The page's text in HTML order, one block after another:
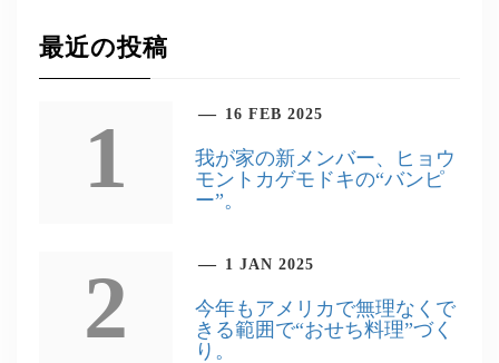
最近の投稿
1 16 FEB 2025
我が家の新メンバー、ヒョウ
モントカゲモドキの“バンピ
ー”。
2 1 JAN 2025
今年もアメリカで無理なくで
きる範囲で“おせち料理”づく
り。